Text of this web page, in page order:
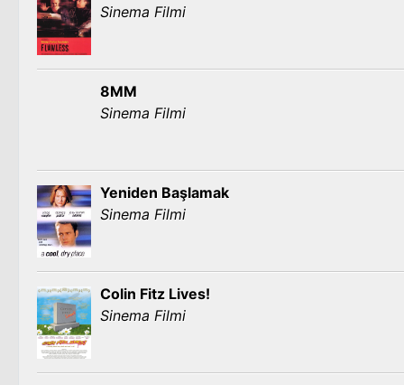
Sinema Filmi
8MM
Sinema Filmi
Yeniden Başlamak
Sinema Filmi
Colin Fitz Lives!
Sinema Filmi